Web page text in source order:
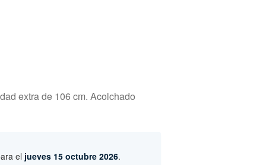
extra de 106 cm. Acolchado
el jueves 15 octubre 2026.